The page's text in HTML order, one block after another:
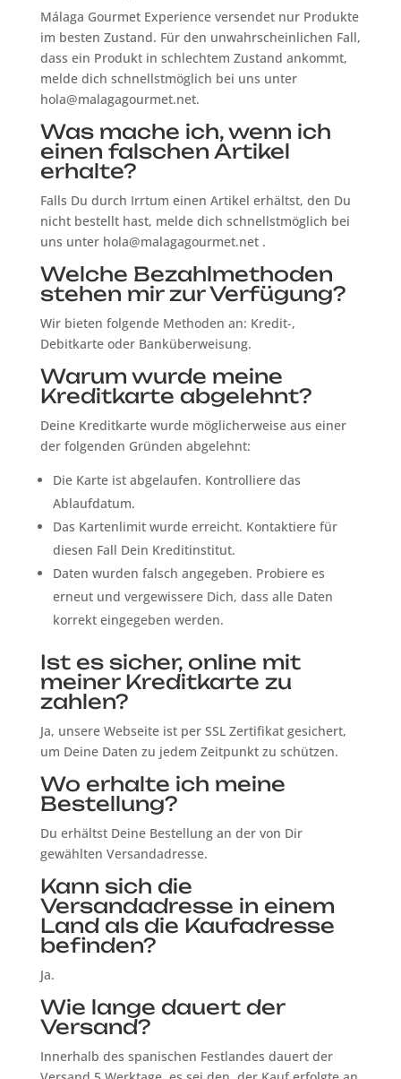
Málaga Gourmet Experience versendet nur Produkte
im besten Zustand. Für den unwahrscheinlichen Fall,
dass ein Produkt in schlechtem Zustand ankommt,
melde dich schnellstmöglich bei uns unter
hola@malagagourmet.net.
Was mache ich, wenn ich
einen falschen Artikel
erhalte?
Falls Du durch Irrtum einen Artikel erhältst, den Du
nicht bestellt hast, melde dich schnellstmöglich bei
uns unter hola@malagagourmet.net .
Welche Bezahlmethoden
stehen mir zur Verfügung?
Wir bieten folgende Methoden an: Kredit-,
Debitkarte oder Banküberweisung.
Warum wurde meine
Kreditkarte abgelehnt?
Deine Kreditkarte wurde möglicherweise aus einer
der folgenden Gründen abgelehnt:
Die Karte ist abgelaufen. Kontrolliere das
Ablaufdatum.
Das Kartenlimit wurde erreicht. Kontaktiere für
diesen Fall Dein Kreditinstitut.
Daten wurden falsch angegeben. Probiere es
erneut und vergewissere Dich, dass alle Daten
korrekt eingegeben werden.
Ist es sicher, online mit
meiner Kreditkarte zu
zahlen?
Ja, unsere Webseite ist per SSL Zertifikat gesichert,
um Deine Daten zu jedem Zeitpunkt zu schützen.
Wo erhalte ich meine
Bestellung?
Du erhältst Deine Bestellung an der von Dir
gewählten Versandadresse.
Kann sich die
Versandadresse in einem
Land als die Kaufadresse
befinden?
Ja.
Wie lange dauert der
Versand?
Innerhalb des spanischen Festlandes dauert der